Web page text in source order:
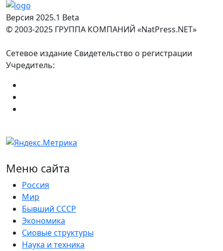
Версия 2025.1 Beta
© 2003-2025 ГРУППА КОМПАНИЙ «NatPress.NET»
Сетевое издание Свидетельство о регистрации
Учредитель:
Меню сайта
Россия
Мир
Бывший СССР
Экономика
Сиовые структуры
Наука и техника